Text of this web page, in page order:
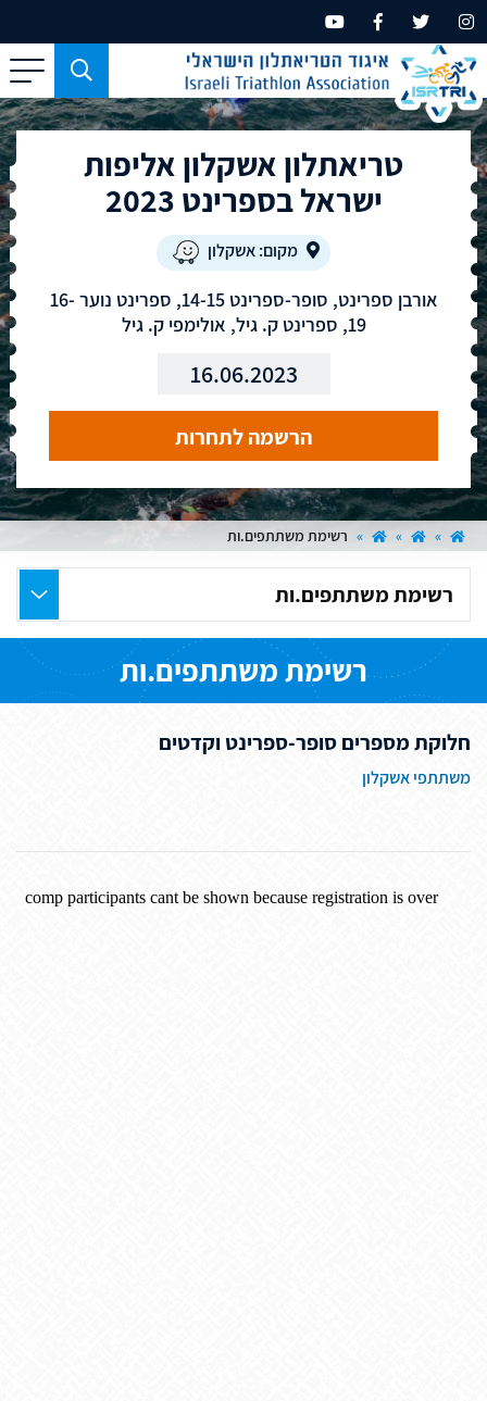
כפתור
משמש
עבור
מכשיריםטריאתלון אשקלון אליפות
ישראל בספרינט 2023
מקום: אשקלון
אורבן ספרינט, סופר-ספרינט 14-15, ספרינט נוער 16-
19, ספרינט ק. גיל, אולימפי ק. גיל
16.06.2023
הרשמה לתחרות
»
»
» רשימת משתתפים.ות
את
העמוד
הרצוי
רשימת משתתפים.ות
חלוקת מספרים סופר-ספרינט וקדטים
משתתפי אשקלון